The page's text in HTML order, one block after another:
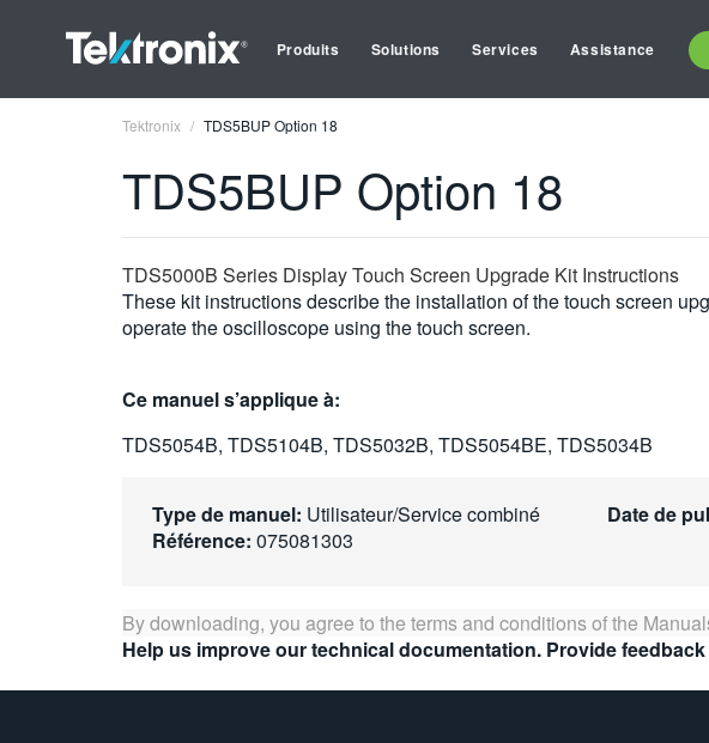
Produits Solutions Services Assistance
Tektronix TDS5BUP Option 18
TDS5BUP Option 18
TDS5000B Series Display Touch Screen Upgrade Kit Instructions
These kit instructions describe the installation of the touch screen
operate the oscilloscope using the touch screen.
Ce manuel s’applique à:
TDS5054B, TDS5104B, TDS5032B, TDS5054BE, TDS5034B
Type de manuel: Utilisateur/Service combiné
Référence: 075081303
Date de
By downloading, you agree to the terms and conditions of the
Help us improve our technical documentation. Provide